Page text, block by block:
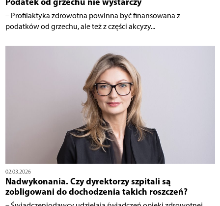
– Profilaktyka zdrowotna powinna być finansowana z
podatków od grzechu, ale też z części akcyzy...
02.03.2026
Nadwykonania. Czy dyrektorzy szpitali są
zobligowani do dochodzenia takich roszczeń?